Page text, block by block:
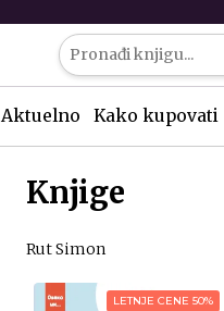
Aktuelno Kako kupovati
Knjige
Rut Simon
LETNJE CENE 50%